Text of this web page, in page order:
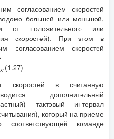
согласованием скоростей
большей или меньшей,
от положительного или
скоростей). При этом в
согласованием скоростей
.(1.27)
скоростей в считанную
дополнительный
тактовый интервал
который на приеме
команде